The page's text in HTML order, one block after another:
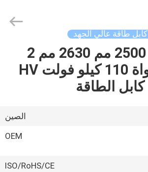
كابل طاقة عالي الجهد
150 مم 2500 مم 2630 مم 2
أحادي النواة 110 كيلو فولت HV
كابل الطاقة
الصين
OEM
ISO/RoHS/CE